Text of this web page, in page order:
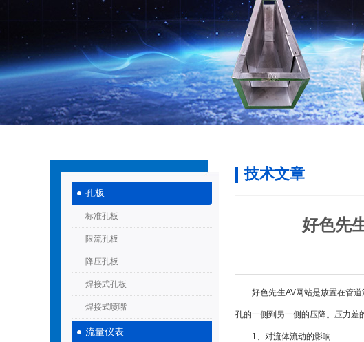
孔板
标准孔板
限流孔板
降压孔板
焊接式孔板
焊接式喷嘴
流量仪表
技术文章
好色先
好色先生AV网站是放置在管道
孔的一侧到另一侧的压降。压力差
1、对流体流动的影响